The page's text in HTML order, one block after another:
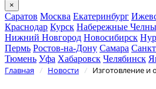
×
Саратов Москва Екатеринбург
Краснодар Курск Набережные Челны
Нижний Новгород Новосибирск
Пермь Ростов-на-Дону Самара
Тюмень Уфа Хабаровск Челябинск
Главная / Новости / Изготовление и